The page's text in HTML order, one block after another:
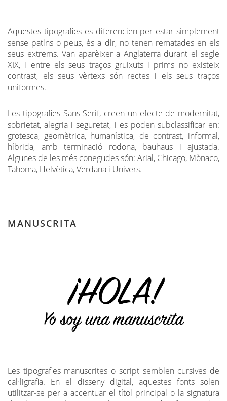
Aquestes tipografies es diferencien per estar simplement
sense patins o peus, és a dir, no tenen rematades en els
seus extrems. Van aparèixer a Anglaterra durant el segle
XIX, i entre els seus traços gruixuts i prims no existeix
contrast, els seus vèrtexs són rectes i els seus traços
uniformes.
Les tipografies Sans Serif, creen un efecte de modernitat,
sobrietat, alegria i seguretat, i es poden subclassificar en:
grotesca, geomètrica, humanística, de contrast, informal,
híbrida, amb terminació rodona, bauhaus i ajustada.
Algunes de les més conegudes són: Arial, Chicago, Mònaco,
Tahoma, Helvètica, Verdana i Univers.
MANUSCRITA
Les tipografies manuscrites o script semblen cursives de
cal·ligrafia. En el disseny digital, aquestes fonts solen
utilitzar-se per a accentuar el títol principal o la signatura